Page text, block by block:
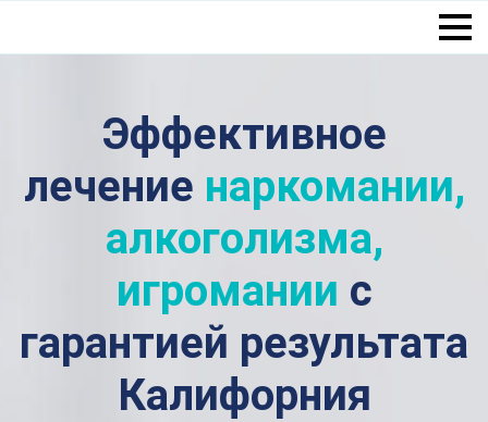
Эффективное
лечение наркомании,
алкоголизма,
игромании с
гарантией результата
Калифорния